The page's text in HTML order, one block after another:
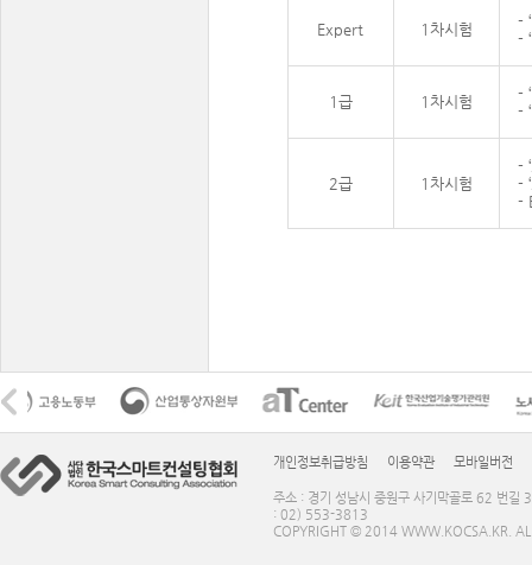
Expert 1차시험
-
-
1급 1차시험
-
-
2급 1차시험
-
-
-
개인정보취급방침 이용약관 모바일버전
주소 : 경기 성남시 중원구 사기막골로 62 번
: 02) 553-3813
COPYRIGHT © 2014 WWW.KOCSA.KR.